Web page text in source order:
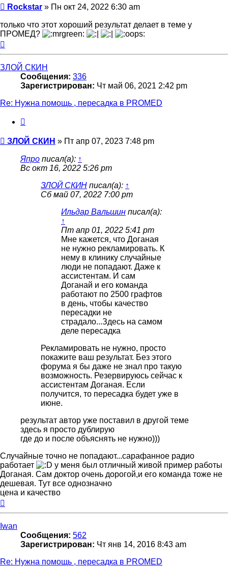
Сообщение
Rockstar » Пн окт 24, 2022 6:30 am
только что этот хороший результат делает в теме у
ПРОМЕД?
началу
ЗЛОЙ СКИН
Сообщения: 336
Зарегистрирован: Чт май 06, 2021 2:42 pm
Re: Нужна помощь , пересадка в PROMED
Сообщение
ЗЛОЙ СКИН » Пт апр 07, 2023 7:48 pm
Япро писал(а): ↑
Вс окт 16, 2022 5:26 pm
ЗЛОЙ СКИН писал(а): ↑
Сб май 07, 2022 7:00 pm
Ильдар Вальшин писал(а):
↑
Пт апр 01, 2022 5:41 pm
Мне кажется, что Доганая
не нужно рекламировать. К
нему в клинику случайные
люди не попадают. Даже к
ассистентам. И сам
Доганай и его команда
работают по 2500 графтов
в день, чтобы качество
пересадки не
страдало...Здесь на самом
деле пересадка
Рекламировать не нужно, просто
покажите ваш результат. Без этого
форума я бы даже не знал про такую
возможность. Резервируюсь сейчас к
ассистентам Доганая. Если
получится, то пересадка будет уже в
июне.
результат автор уже поставил в другой теме
здесь я просто дублирую
где до и после объяснять не нужно)))
Случайные точно не попадают...сарафанное радио
работает
у меня был отличный живой пример работы
Доганая. Сам доктор очень дорогой,и его команда тоже не
дешевая. Тут все однозначно
цена и качество
Iwan
Сообщения: 562
Зарегистрирован: Чт янв 14, 2016 8:43 am
Re: Нужна помощь , пересадка в PROMED